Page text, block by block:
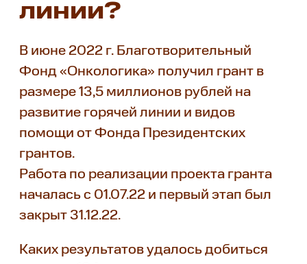
линии?
В июне 2022 г. Благотворительный
Фонд «Онкологика» получил грант в
размере 13,5 миллионов рублей на
развитие горячей линии и видов
помощи от Фонда Президентских
грантов.
Работа по реализации проекта гранта
началась с 01.07.22 и первый этап был
закрыт 31.12.22.
Каких результатов удалось добиться